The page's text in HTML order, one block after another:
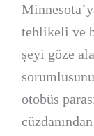
tehlikeli ve
şeyi göze
otobüs